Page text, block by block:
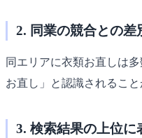
2. 同業の競合との差
同エリアに衣類お直しは
お直し」と認識されるこ
3. 検索結果の上位